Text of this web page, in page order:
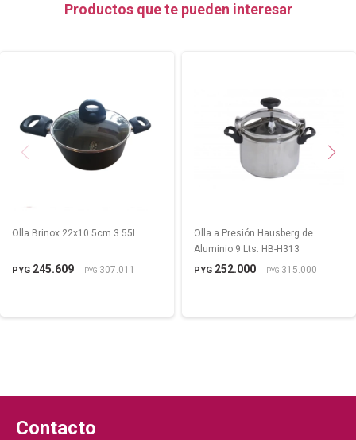
Productos que te pueden interesar
Olla Brinox 22x10.5cm 3.55L
PYG 245.609 PYG307.011
Olla a Presión Hausberg de
Aluminio 9 Lts. HB-H313
PYG 252.000 PYG315.000
Contacto